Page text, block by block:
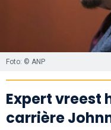
Foto: © ANP
Expert vreest
carrière